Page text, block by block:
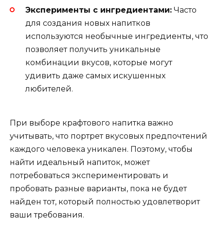
Эксперименты с ингредиентами: Часто
для создания новых напитков
используются необычные ингредиенты, что
позволяет получить уникальные
комбинации вкусов, которые могут
удивить даже самых искушенных
любителей.
При выборе крафтового напитка важно
учитывать, что портрет вкусовых предпочтений
каждого человека уникален. Поэтому, чтобы
найти идеальный напиток, может
потребоваться экспериментировать и
пробовать разные варианты, пока не будет
найден тот, который полностью удовлетворит
ваши требования.